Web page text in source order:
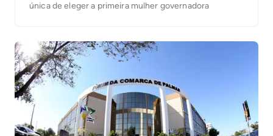
única de eleger a primeira mulher governadora